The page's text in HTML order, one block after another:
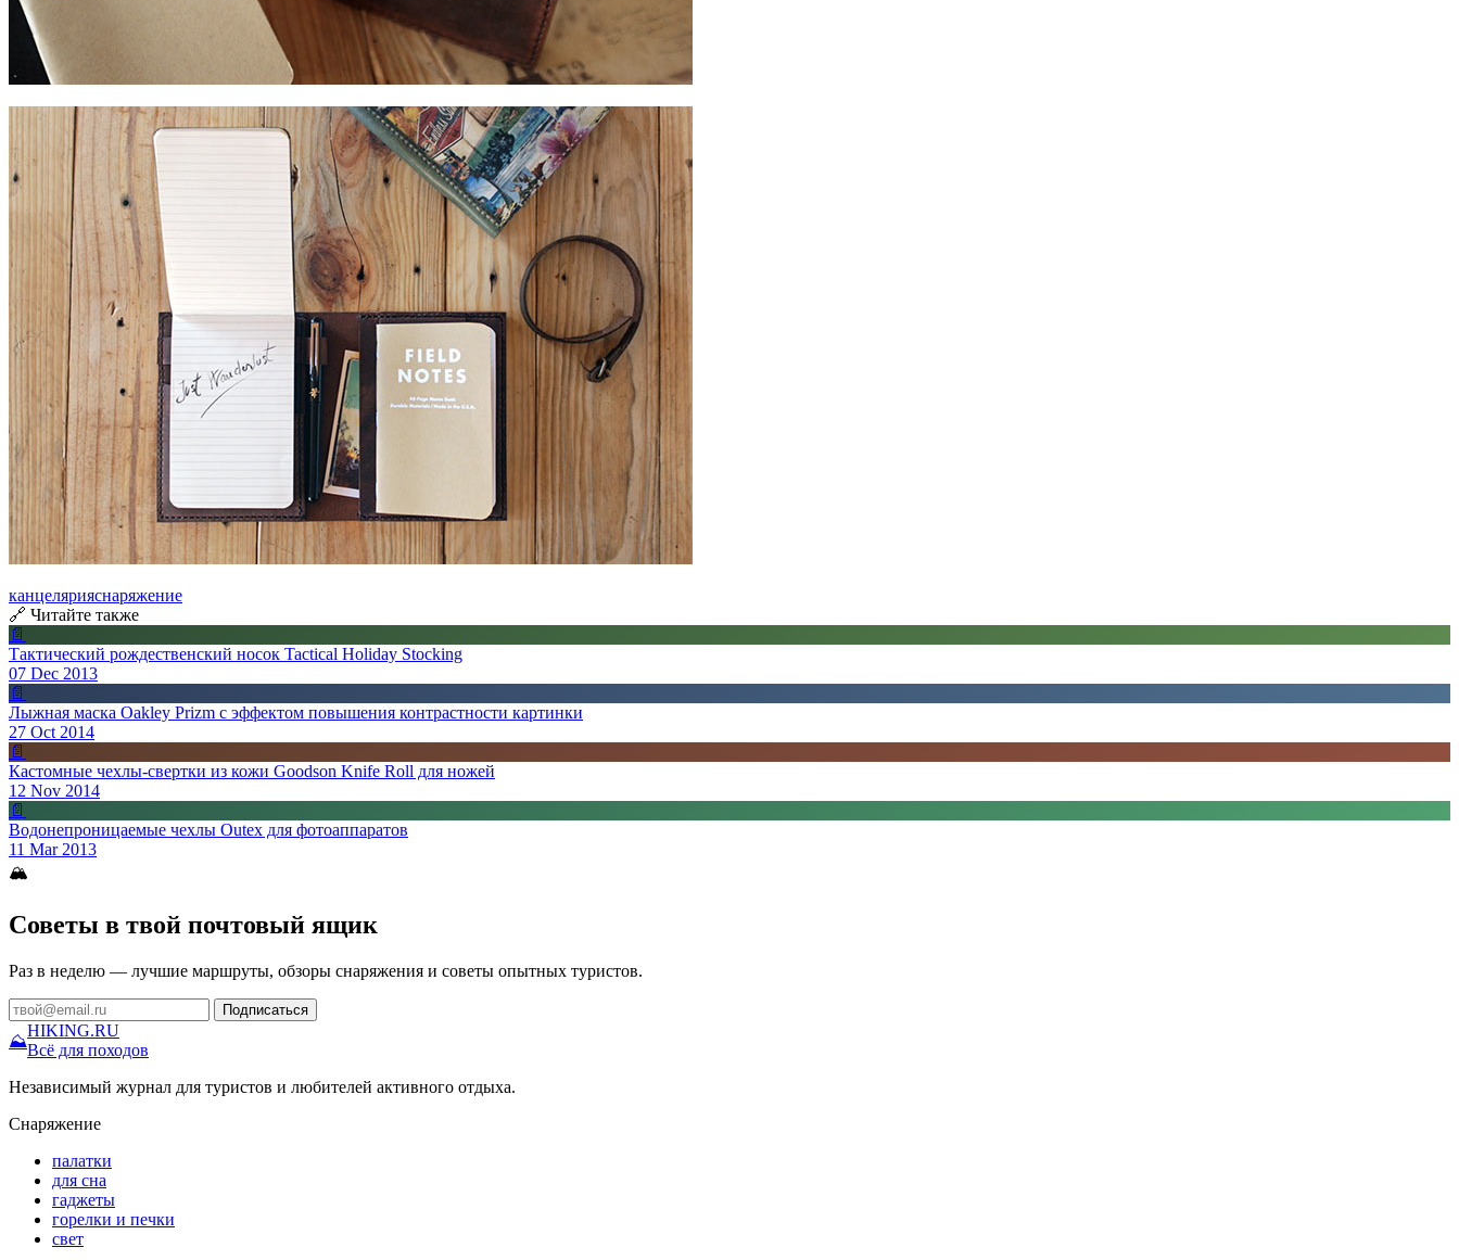
канцелярияснаряжение
🔗 Читайте также
📄
Тактический рождественский носок Tactical Holiday Stocking
07 Dec 2013
📄
Лыжная маска Oakley Prizm с эффектом повышения контрастности картинки
27 Oct 2014
📄
Кастомные чехлы-свертки из кожи Goodson Knife Roll для ножей
12 Nov 2014
📄
Водонепроницаемые чехлы Outex для фотоаппаратов
11 Mar 2013
🏔
Советы в твой почтовый ящик
Раз в неделю — лучшие маршруты, обзоры снаряжения и советы опытных туристов.
Подписаться
⛰
HIKING.RU
Всё для походов
Независимый журнал для туристов и любителей активного отдыха.
Снаряжение
палатки
для сна
гаджеты
горелки и печки
свет